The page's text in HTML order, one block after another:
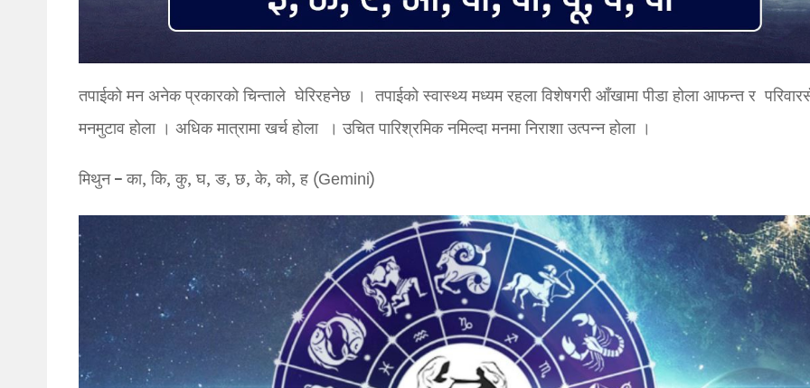
तपाईको मन अनेक प्रकारको चिन्ताले घेरिरहनेछ । तपाईको स्वास्थ्य मध्यम रहला विशेषगरी आँखामा पीडा होला आफन्त र
मनमुटाव होला । अधिक मात्रामा खर्च होला । उचित पारिश्रमिक नमिल्दा मनमा निराशा उत्पन्न होला ।
मिथुन – का, कि, कु, घ, ङ, छ, के, को, ह (Gemini)